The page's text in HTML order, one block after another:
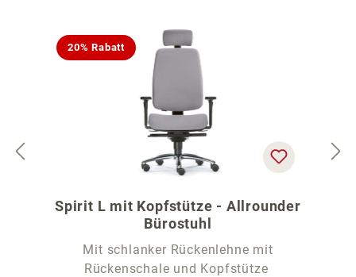
20% Rabatt
Spirit L mit Kopfstütze - Allrounder
Bürostuhl
Mit schlanker Rückenlehne mit
Rückenschale und Kopfstütze